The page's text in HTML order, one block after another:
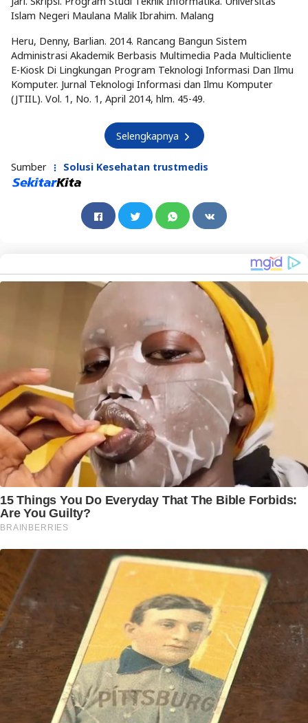
Islam Negeri Maulana Malik Ibrahim. Malang
Heru, Denny, Barlian. 2014. Rancang Bangun Sistem
Administrasi Akademik Berbasis Multimedia Pada Multicliente
E-Kiosk Di Lingkungan Program Teknologi Informasi Dan Ilmu
Komputer. Jurnal Teknologi Informasi dan Ilmu Komputer
(JTIIL). Vol. 1, No. 1, April 2014, hlm. 45-49.
Selengkapnya
Sumber Solusi Kesehatan trustmedis